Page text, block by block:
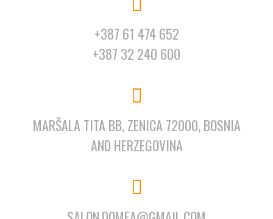
+387 61 474 652
+387 32 240 600
MARŠALA TITA BB, ZENICA 72000, BOSNIA
AND HERZEGOVINA